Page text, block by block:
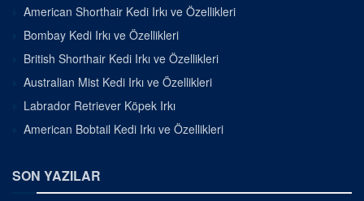
American Shorthair Kedi Irkı ve Özellikleri
Bombay Kedi Irkı ve Özellikleri
British Shorthair Kedi Irkı ve Özellikleri
Australian Mist Kedi Irkı ve Özellikleri
Labrador Retriever Köpek Irkı
American Bobtail Kedi Irkı ve Özellikleri
SON YAZILAR